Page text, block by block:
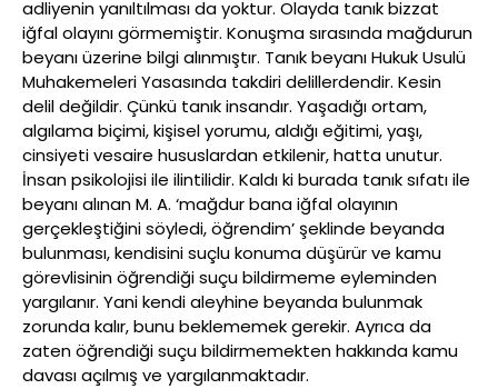
adliyenin yanıltılması da yoktur. Olayda tanık bizzat
iğfal olayını görmemiştir. Konuşma sırasında mağdurun
beyanı üzerine bilgi alınmıştır. Tanık beyanı Hukuk Usulü
Muhakemeleri Yasasında takdiri delillerdendir. Kesin
delil değildir. Çünkü tanık insandır. Yaşadığı ortam,
algılama biçimi, kişisel yorumu, aldığı eğitimi, yaşı,
cinsiyeti vesaire hususlardan etkilenir, hatta unutur.
İnsan psikolojisi ile ilintilidir. Kaldı ki burada tanık sıfatı ile
beyanı alınan M. A. ‘mağdur bana iğfal olayının
gerçekleştiğini söyledi, öğrendim’ şeklinde beyanda
bulunması, kendisini suçlu konuma düşürür ve kamu
görevlisinin öğrendiği suçu bildirmeme eyleminden
yargılanır. Yani kendi aleyhine beyanda bulunmak
zorunda kalır, bunu beklememek gerekir. Ayrıca da
zaten öğrendiği suçu bildirmemekten hakkında kamu
davası açılmış ve yargılanmaktadır.